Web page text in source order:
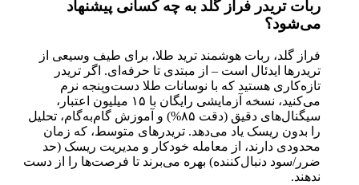
ربات تریدر فراز گلد به چه کسانی پیشنهاد
می‌شود؟
فراز گلد، ربات هوشمند ترید طلا، برای طیف وسیعی از
تریدرها ایدئال است – از مبتدی تا حرفه‌ای. اگر تریدر
تازه‌کاری هستید که با نوسانات طلا دست‌وپنجه نرم
می‌کنید، نسخه آزمایشی رایگان با ۱۵ میلیون اعتبار،
سیگنال‌های دقیق (دقت ۸۵%) و آموزش گام‌به‌گام، تحلیل
را بدون ریسک یاد می‌دهد. تریدرهای متوسط، که زمان
محدودی دارند، از معامله خودکار و مدیریت ریسک (حد
ضرر/سود دنبال‌کننده) بهره می‌برند تا فرصت‌ها را از دست
ندهند.